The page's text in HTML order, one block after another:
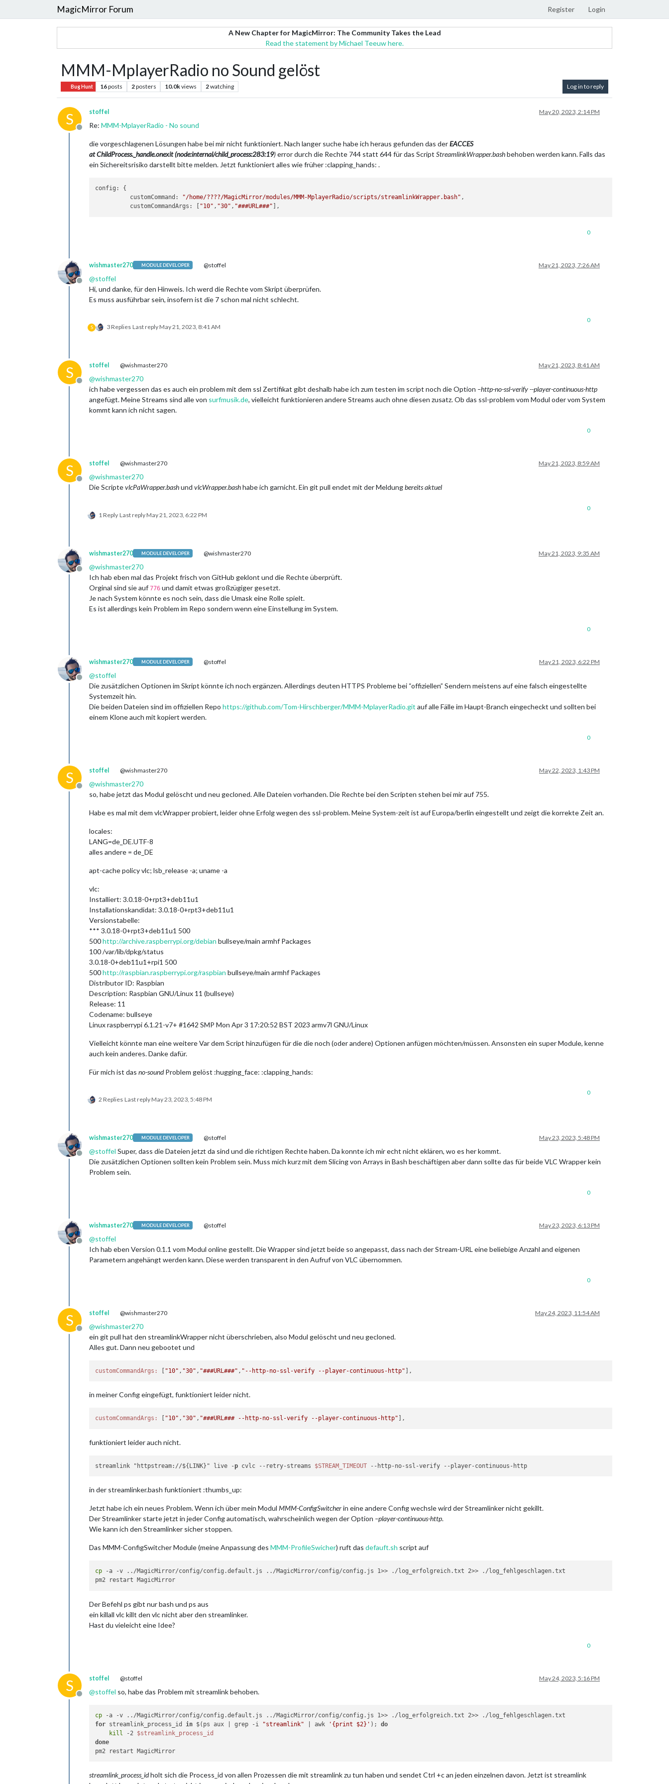
MagicMirror Forum Register Login
A New Chapter for MagicMirror: The Community Takes the Lead
Read the statement by Michael Teeuw here.
MMM-MplayerRadio no Sound gelöst
Bug Hunt 16posts 2posters 10.0kviews 2watching Log in to reply
S
Offline
stoffel May 20, 2023, 2:14 PM
Re: MMM-MplayerRadio - No sound
die vorgeschlagenen Lösungen habe bei mir nicht funktioniert. Nach langer suche habe ich heraus gefunden das derEACCES
at ChildProcess._handle.onexit (node:internal/child_process:283:19)error durch die Rechte 744 statt 644 für das Script StreamlinkWrapper.bashbehoben werden kann. Falls das
ein Sichereitsrisiko darstellt bitte melden. Jetzt funktioniert alles wie früher :clapping_hands: .
config: {
          customCommand:
"/home/????/MagicMirror/modules/MMM-MplayerRadio/scripts/streamlinkWrapper.bash" ,
          customCommandArgs: [
"10" , "30" , "###URL###"
0
Offline
wishmaster270 MODULE DEVELOPER @stoffel May 21, 2023, 7:26 AM
@stoffel
Hi, und danke, für den Hinweis. Ich werd die Rechte vom Skript überprüfen.
Es muss ausführbar sein, insofern ist die 7 schon mal nicht schlecht.
S 3 Replies Last replyMay 21, 2023, 8:41 AM
0
S
Offline
stoffel @wishmaster270 May 21, 2023, 8:41 AM
@wishmaster270
ich habe vergessen das es auch ein problem mit dem ssl Zertifikat gibt deshalb habe ich zum testen im script noch die Option –http-no-ssl-verify --player-continuous-http
angefügt. Meine Streams sind alle von surfmusik.de, vielleicht funktionieren andere Streams auch ohne diesen zusatz. Ob das ssl-problem vom Modul oder vom System
kommt kann ich nicht sagen.
0
S
Offline
stoffel @wishmaster270 May 21, 2023, 8:59 AM
@wishmaster270
Die ScriptevlcPaWrapper.bashund vlcWrapper.bashhabe ich garnicht. Ein git pull endet mit der Meldungbereits aktuel
1 Reply Last replyMay 21, 2023, 6:22 PM
0
Offline
wishmaster270 MODULE DEVELOPER @wishmaster270 May 21, 2023, 9:35 AM
@wishmaster270
Ich hab eben mal das Projekt frisch von GitHub geklont und die Rechte überprüft.
Orginal sind sie auf 776 und damit etwas großzügiger gesetzt.
Je nach System könnte es noch sein, dass die Umask eine Rolle spielt.
Es ist allerdings kein Problem im Repo sondern wenn eine Einstellung im System.
0
Offline
wishmaster270 MODULE DEVELOPER @stoffel May 21, 2023, 6:22 PM
@stoffel
Die zusätzlichen Optionen im Skript könnte ich noch ergänzen. Allerdings deuten HTTPS Probleme bei “offiziellen” Sendern meistens auf eine falsch eingestellte
Systemzeit hin.
Die beiden Dateien sind im offiziellen Repo https://github.com/Tom-Hirschberger/MMM-MplayerRadio.git auf alle Fälle im Haupt-Branch eingecheckt und sollten bei
einem Klone auch mit kopiert werden.
0
S
Offline
stoffel @wishmaster270 May 22, 2023, 1:43 PM
@wishmaster270
so, habe jetzt das Modul gelöscht und neu gecloned. Alle Dateien vorhanden. Die Rechte bei den Scripten stehen bei mir auf 755.
Habe es mal mit dem vlcWrapper probiert, leider ohne Erfolg wegen des ssl-problem. Meine System-zeit ist auf Europa/berlin eingestellt und zeigt die korrekte Zeit an.
locales:
LANG=de_DE.UTF-8
alles andere = de_DE
apt-cache policy vlc; lsb_release -a; uname -a
vlc:
Installiert: 3.0.18-0+rpt3+deb11u1
Installationskandidat: 3.0.18-0+rpt3+deb11u1
Versionstabelle:
*** 3.0.18-0+rpt3+deb11u1 500
500http://archive.raspberrypi.org/debian bullseye/main armhf Packages
100 /var/lib/dpkg/status
3.0.18-0+deb11u1+rpi1 500
500http://raspbian.raspberrypi.org/raspbian bullseye/main armhf Packages
Distributor ID: Raspbian
Description: Raspbian GNU/Linux 11 (bullseye)
Release: 11
Codename: bullseye
Linux raspberrypi 6.1.21-v7+ #1642 SMP Mon Apr 3 17:20:52 BST 2023 armv7l GNU/Linux
Vielleicht könnte man eine weitere Var dem Script hinzufügen für die die noch (oder andere) Optionen anfügen möchten/müssen. Ansonsten ein super Module, kenne
auch kein anderes. Danke dafür.
Für mich ist das no-soundProblem gelöst :hugging_face: :clapping_hands:
2 Replies Last replyMay 23, 2023, 5:48 PM
0
Offline
wishmaster270 MODULE DEVELOPER @stoffel May 23, 2023, 5:48 PM
@stoffel Super, dass die Dateien jetzt da sind und die richtigen Rechte haben. Da konnte ich mir echt nicht eklären, wo es her kommt.
Die zusätzlichen Optionen sollten kein Problem sein. Muss mich kurz mit dem Slicing von Arrays in Bash beschäftigen aber dann sollte das für beide VLC Wrapper kein
Problem sein.
0
Offline
wishmaster270 MODULE DEVELOPER @stoffel May 23, 2023, 6:13 PM
@stoffel
Ich hab eben Version 0.1.1 vom Modul online gestellt. Die Wrapper sind jetzt beide so angepasst, dass nach der Stream-URL eine beliebige Anzahl and eigenen
Parametern angehängt werden kann. Diese werden transparent in den Aufruf von VLC übernommen.
0
S
Offline
stoffel @wishmaster270 May 24, 2023, 11:54 AM
@wishmaster270
ein git pull hat den streamlinkWrapper nicht überschrieben, also Modul gelöscht und neu gecloned.
Alles gut. Dann neu gebootet und
customCommandArgs: [ "10" , "30" , "###URL###" , "--http-no-ssl-verify --player-continuous-http"
in meiner Config eingefügt, funktioniert leider nicht.
customCommandArgs: "10" , "30" , "###URL### --http-no-ssl-verify --player-continuous-http"
funktioniert leider auch nicht.
streamlink "httpstream://${LINK}" live -p cvlc --retry-streams $STREAM_TIMEOUT --http-no-ssl-verify --player-continuous-http
in der streamlinker.bash funktioniert :thumbs_up:
Jetzt habe ich ein neues Problem. Wenn ich über mein Modul MMM-ConfigSwitcherin eine andere Config wechsle wird der Streamlinker nicht gekillt.
Der Streamlinker starte jetzt in jeder Config automatisch, wahrscheinlich wegen der Option –player-continuous-http.
Wie kann ich den Streamlinker sicher stoppen.
Das MMM-ConfigSwitcher Module (meine Anpassung des MMM-ProfileSwicher) ruft das defauft.sh script auf
cp -a -v ../MagicMirror/config/config.default.js ../MagicMirror/config/config.js 1>> ./log_erfolgreich.txt 2>> ./log_fehlgeschlagen.txt
Der Befehl ps gibt nur bash und ps aus
ein killall vlc killt den vlc nicht aber den streamlinker.
Hast du vieleicht eine Idee?
0
S
Offline
stoffel @stoffel May 24, 2023, 5:16 PM
@stoffel so, habe das Problem mit streamlink behoben.
cp
for streamlink_process_id in $(ps aux | grep -i "streamlink" | awk '{print $2}' ); do
kill
-2 $streamlink_process_id
done
streamlink_process_idholt sich die Process_id von allen Prozessen die mit streamlink zu tun haben und sendet Ctrl +c an jeden einzelnen davon. Jetzt ist streamlink